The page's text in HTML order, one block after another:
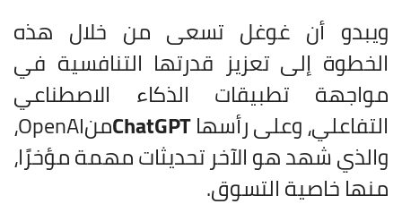
ويبدو أن غوغل تسعى من خلال هذه
الخطوة إلى تعزيز قدرتها التنافسية في
مواجهة تطبيقات الذكاء الاصطناعي
التفاعلي، وعلى رأسهاChatGPTمنOpenAI،
والذي شهد هو الآخر تحديثات مهمة مؤخرًا،
منها خاصية التسوق.